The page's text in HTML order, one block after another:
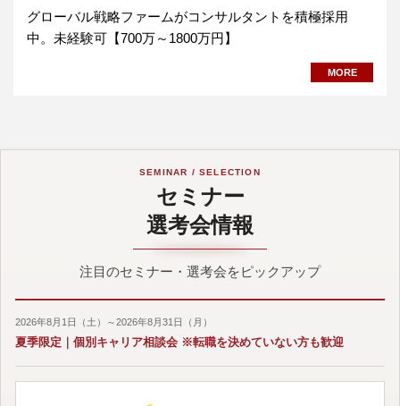
グローバル戦略ファームがコンサルタントを積極採用
中。未経験可【700万～1800万円】
MORE
SEMINAR / SELECTION
セミナー
選考会情報
注目のセミナー・選考会をピックアップ
2026年8月1日（土）～2026年8月31日（月）
夏季限定｜個別キャリア相談会 ※転職を決めていない方も歓迎